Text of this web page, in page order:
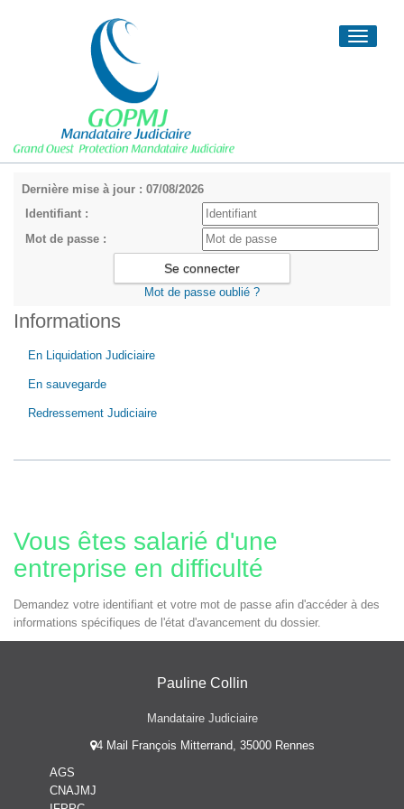
Toggle
Dernière mise à jour : 07/08/2026
Identifiant :
Mot de passe :
Mot de passe oublié ?
Informations
En Liquidation Judiciaire
En sauvegarde
Redressement Judiciaire
Vous êtes salarié d'une
entreprise en difficulté
Demandez votre identifiant et votre mot de passe afin d'accéder à des
informations spécifiques de l'état d'avancement du dossier.
Pauline Collin
Mandataire Judiciaire
4 Mail François Mitterrand, 35000 Rennes
AGS
CNAJMJ